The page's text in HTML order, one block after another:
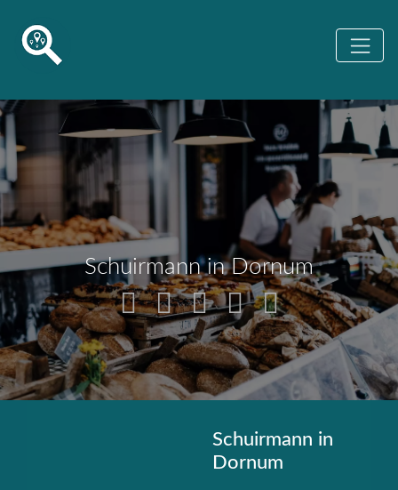
Schuirmann in Dornum
Schuirmann in
Dornum